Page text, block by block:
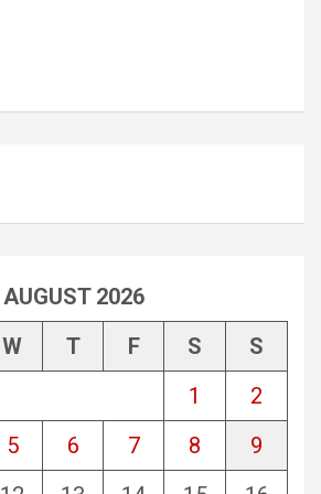
AUGUST 2026
W T F S
S
1
2
5 6 7 8
9